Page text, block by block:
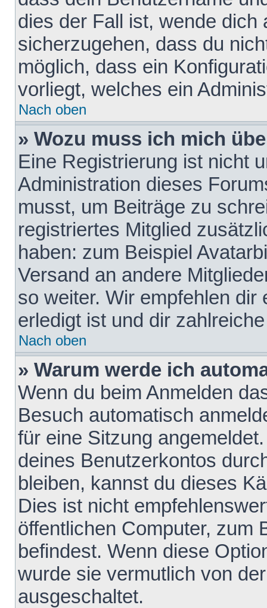
dies der Fall ist, wende dich
sicherzugehen, dass du
möglich, dass ein
vorliegt, welches ein
Nach oben
» Wozu muss ich mich
Eine Registrierung ist nicht
Administration dieses
musst, um Beiträge zu
registriertes Mitglied
haben: zum Beispiel
Versand an andere
so weiter. Wir empfehlen
erledigt ist und dir
Nach oben
» Warum werde ich
Wenn du beim Anmelden
Besuch automatisch
für eine Sitzung
deines Benutzerkontos
bleiben, kannst du dieses
Dies ist nicht
öffentlichen Computer, zum
befindest. Wenn diese
wurde sie vermutlich von
ausgeschaltet.